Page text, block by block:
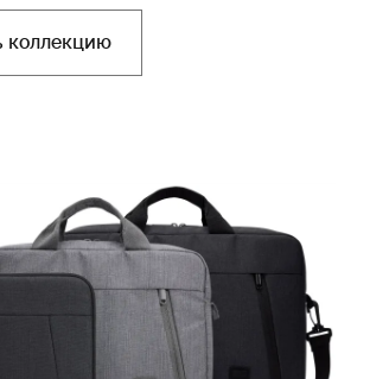
коллекцию
Открывается в новой вкладке